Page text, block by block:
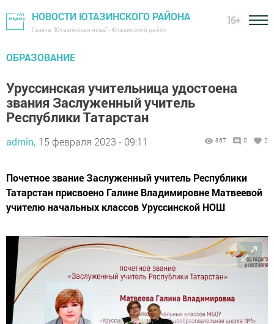
НОВОСТИ ЮТАЗИНСКОГО РАЙОНА
Газета "Ютазинская новь" - Ютазинский район
16+
ОБРАЗОВАНИЕ
Уруссинская учительница удостоена
звания Заслуженный учитель
Республики Татарстан
admin, 15 февраля 2023 - 09:11 867 0 2
Почетное звание Заслуженный учитель Республики
Татарстан присвоено Галине Владимировне Матвеевой
учителю начальных классов Уруссинской НОШ